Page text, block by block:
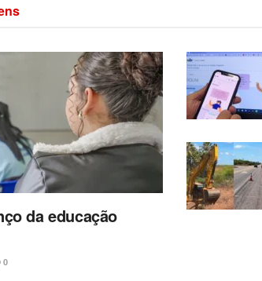
da educação
0